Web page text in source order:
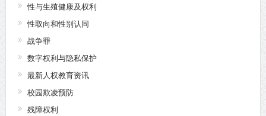
性与生殖健康及权利
性取向和性别认同
战争罪
数字权利与隐私保护
最新人权教育资讯
校园欺凌预防
残障权利